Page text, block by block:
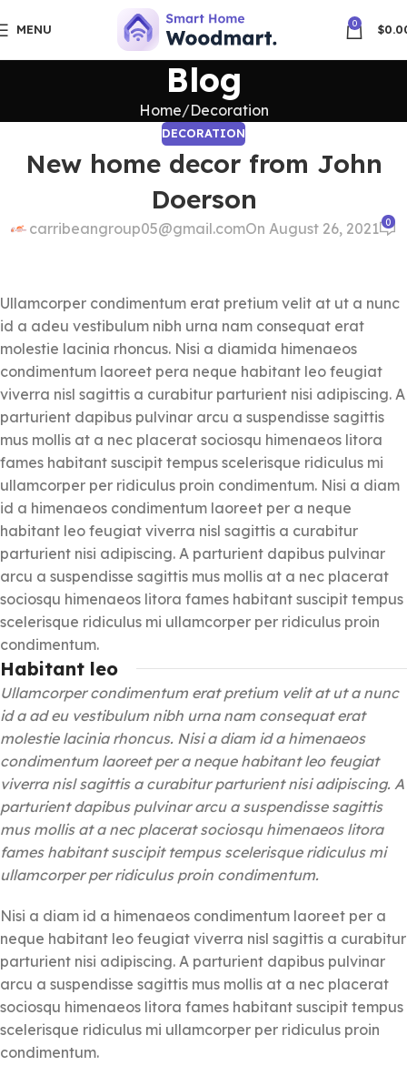
MENU 0 $
Blog
Home Decoration
DECORATION
New home decor from John
Doerson
carribeangroup05@gmail.comOn August 26, 2021 0
Ullamcorper condimentum erat pretium velit at ut a nunc
id a adeu vestibulum nibh urna nam consequat erat
molestie lacinia rhoncus. Nisi a diamida himenaeos
condimentum laoreet pera neque habitant leo feugiat
viverra nisl sagittis a curabitur parturient nisi adipiscing. A
parturient dapibus pulvinar arcu a suspendisse sagittis
mus mollis at a nec placerat sociosqu himenaeos litora
fames habitant suscipit tempus scelerisque ridiculus mi
ullamcorper per ridiculus proin condimentum. Nisi a diam
id a himenaeos condimentum laoreet per a neque
habitant leo feugiat viverra nisl sagittis a curabitur
parturient nisi adipiscing. A parturient dapibus pulvinar
arcu a suspendisse sagittis mus mollis at a nec placerat
sociosqu himenaeos litora fames habitant suscipit tempus
scelerisque ridiculus mi ullamcorper per ridiculus proin
condimentum.
Habitant leo
Ullamcorper condimentum erat pretium velit at ut a nunc
id a ad eu vestibulum nibh urna nam consequat erat
molestie lacinia rhoncus. Nisi a diam id a himenaeos
condimentum laoreet per a neque habitant leo feugiat
viverra nisl sagittis a curabitur parturient nisi adipiscing. A
parturient dapibus pulvinar arcu a suspendisse sagittis
mus mollis at a nec placerat sociosqu himenaeos litora
fames habitant suscipit tempus scelerisque ridiculus mi
ullamcorper per ridiculus proin condimentum.
Nisi a diam id a himenaeos condimentum laoreet per a
neque habitant leo feugiat viverra nisl sagittis a curabitur
parturient nisi adipiscing. A parturient dapibus pulvinar
arcu a suspendisse sagittis mus mollis at a nec placerat
sociosqu himenaeos litora fames habitant suscipit tempus
scelerisque ridiculus mi ullamcorper per ridiculus proin
condimentum.